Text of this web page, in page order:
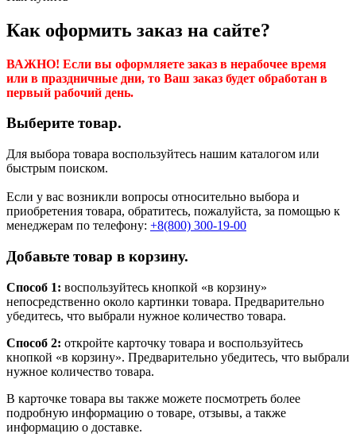
Как оформить заказ на сайте?
ВАЖНО! Если вы оформляете заказ в нерабочее время
или в праздничные дни, то Ваш заказ будет обработан в
первый рабочий день.
Выберите товар.
Для выбора товара воспользуйтесь нашим каталогом или
быстрым поиском.
Если у вас возникли вопросы относительно выбора и
приобретения товара, обратитесь, пожалуйста, за помощью к
менеджерам по телефону: +8(800) 300-19-00
Добавьте товар в корзину.
Способ 1: воспользуйтесь кнопкой «в корзину»
непосредственно около картинки товара. Предварительно
убедитесь, что выбрали нужное количество товара.
Способ 2: откройте карточку товара и воспользуйтесь
кнопкой «в корзину». Предварительно убедитесь, что выбрали
нужное количество товара.
В карточке товара вы также можете посмотреть более
подробную информацию о товаре, отзывы, а также
информацию о доставке.